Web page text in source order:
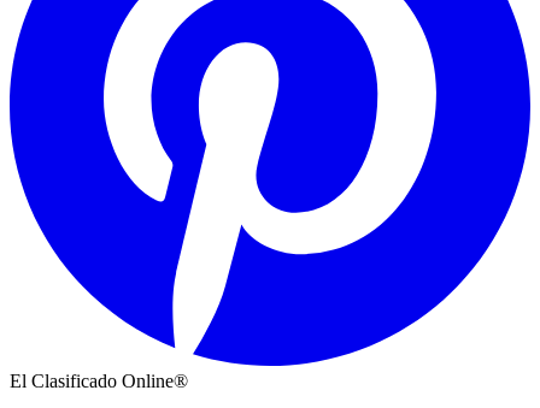
El Clasificado Online®